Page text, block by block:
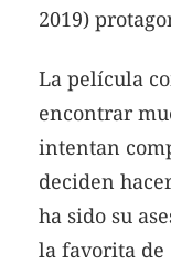
2019)
La película
encontrar
intentan
deciden
ha sido su
la favorita de